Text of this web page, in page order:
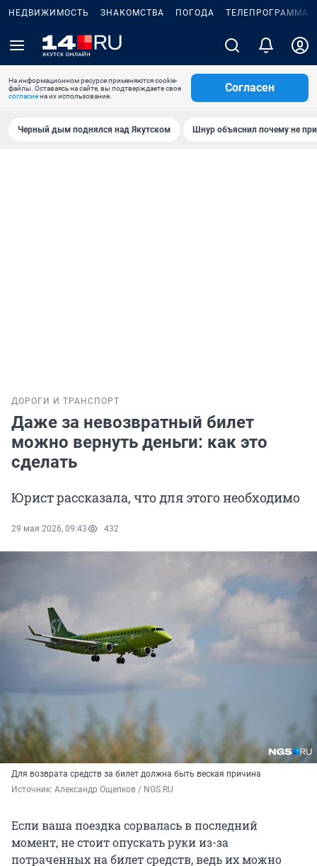
НЕДВИЖИМОСТЬ ЗНАКОМСТВА ПОГОДА ТЕЛЕПРОГРАММА
На информационном ресурсе применяются cookie-
файлы. Оставаясь на сайте, вы подтверждаете свое
согласиена их использование.
Согласен
Черный дым поднялся над Якутском Шнур объяснил почему не
ДОРОГИ И ТРАНСПОРТ
Даже за невозвратный билет
можно вернуть деньги: как это
сделать
Юрист рассказала, что для этого необходимо
29 мая 2026, 09:43 432
Для возврата средств за билет должна быть веская причина
Источник: Александр Ощепков / NGS.RU
Если ваша поездка сорвалась в последний
момент, не стоит опускать руки из-за
потраченных на билет средств, ведь их можно